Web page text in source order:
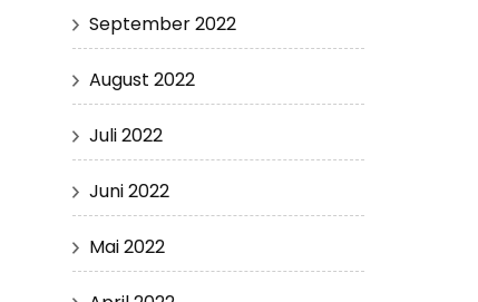
September 2022
August 2022
Juli 2022
Juni 2022
Mai 2022